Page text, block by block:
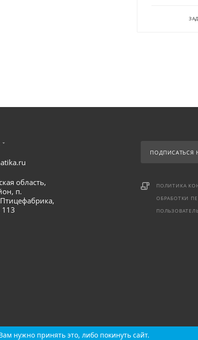
область,
п.
113
ПОДПИСАТЬСЯ
ПОЛИТИКА
ОБРАБОТКИ
нужно принять это, либо покинуть сайт.